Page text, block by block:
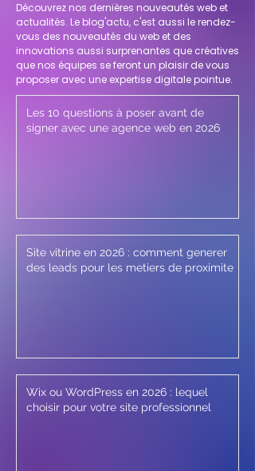
Découvrez nos dernières nouveautés web et
actualités. Le blog'actu, c'est aussi le rendez-
vous des nouveautés du web et des
innovations aussi surprenantes que créatives
que nos équipes se feront un plaisir de vous
proposer avec une expertise digitale pointue.
Les 10 questions à poser avant de
signer avec une agence web en 2026
Site vitrine en 2026 : comment generer
des leads pour les metiers de proximite
Wix ou WordPress en 2026 : lequel
choisir pour votre site professionnel